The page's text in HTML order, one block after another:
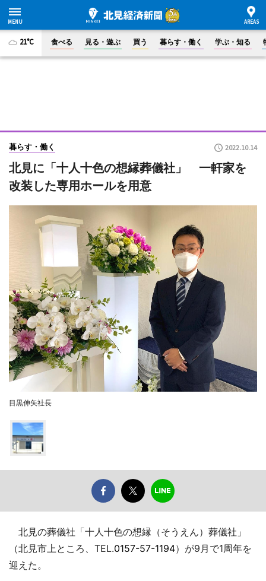
21°C 食べる 見る・遊ぶ 買う 暮らす・働く 学ぶ・知る
暮らす・働く 2022.10.14
北見に「十人十色の想縁葬儀社」 一軒家を
改装した専用ホールを用意
目黒伸矢社長
北見の葬儀社「十人十色の想縁（そうえん）葬儀社」
（北見市上ところ、TEL.0157-57-1194）が9月で1周年を
迎えた。